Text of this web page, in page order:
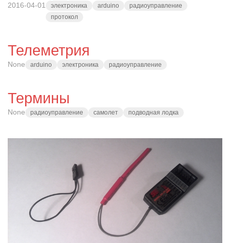
2016-04-01 электроника arduino
радиоуправление
протокол
Телеметрия
None arduino электроника радиоуправление
Термины
None радиоуправление самолет подводная лодка